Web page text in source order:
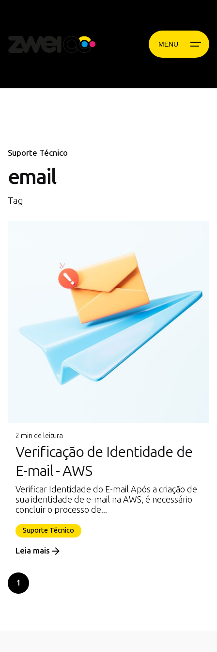
MENU
Suporte Técnico
email
Tag
2 min de leitura
Verificação de Identidade de
E-mail - AWS
Verificar Identidade do E-mail Após a criação de
sua identidade de e-mail na AWS, é necessário
concluir o processo de...
Suporte Técnico
Leia mais
1